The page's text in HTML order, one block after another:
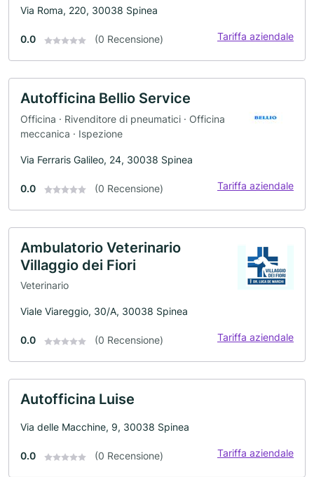
Via Roma, 220, 30038 Spinea
0.0 (0 Recensione) Tariffa aziendale
Autofficina Bellio Service
Officina · Rivenditore di pneumatici · Officina
meccanica · Ispezione
Via Ferraris Galileo, 24, 30038 Spinea
0.0 (0 Recensione) Tariffa aziendale
Ambulatorio Veterinario
Villaggio dei Fiori
Veterinario
Viale Viareggio, 30/A, 30038 Spinea
0.0 (0 Recensione) Tariffa aziendale
Autofficina Luise
Via delle Macchine, 9, 30038 Spinea
0.0 (0 Recensione) Tariffa aziendale